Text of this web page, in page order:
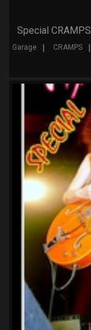
Special CRAMPS
Garage CRAMPS